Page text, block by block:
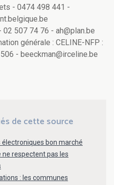
- 0474 498 441 -
02 507 74 76 - ah@plan.be
générale : CELINE-NFP :
- beeckman@irceline.be
de cette source
électroniques bon marché
respectent pas les
: les communes